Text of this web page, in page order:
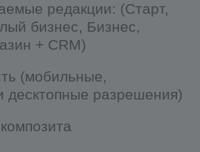
редакции: (Старт,
бизнес, Бизнес,
+ CRM)
(мобильные,
десктопные разрешения)